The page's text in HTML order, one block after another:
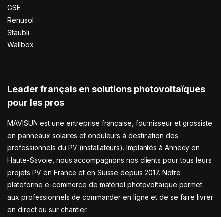
GSE
Renusol
Staubli
Wallbox
Leader français en solutions photovoltaïques
pour les pros
MAVISUN est une entreprise française, fournisseur et grossiste
en panneaux solaires et onduleurs à destination des
professionnels du PV (installateurs). Implantés à Annecy en
Haute-Savoie, nous accompagnons nos clients pour tous leurs
projets PV en France et en Suisse depuis 2017. Notre
plateforme e-commerce de matériel photovoltaïque permet
aux professionnels de commander en ligne et de se faire livrer
en direct ou sur chantier.